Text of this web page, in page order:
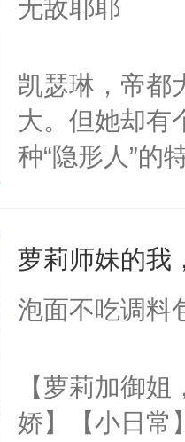
啊。”3.丹霓
反目成仇。丹
根。她的眼中
爱慕沈芸澜看
无敌耶耶
凯瑟琳，帝都
大。但她却有
种“隐形人”的
来身处一个恋
道的背景板
飞的爱情故
丽丝，让她远
萝莉师妹的我
泡面不吃调料
【萝莉加御
娇】【小日常